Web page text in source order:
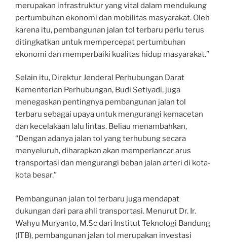
merupakan infrastruktur yang vital dalam mendukung
pertumbuhan ekonomi dan mobilitas masyarakat. Oleh
karena itu, pembangunan jalan tol terbaru perlu terus
ditingkatkan untuk mempercepat pertumbuhan
ekonomi dan memperbaiki kualitas hidup masyarakat.”
Selain itu, Direktur Jenderal Perhubungan Darat
Kementerian Perhubungan, Budi Setiyadi, juga
menegaskan pentingnya pembangunan jalan tol
terbaru sebagai upaya untuk mengurangi kemacetan
dan kecelakaan lalu lintas. Beliau menambahkan,
“Dengan adanya jalan tol yang terhubung secara
menyeluruh, diharapkan akan memperlancar arus
transportasi dan mengurangi beban jalan arteri di kota-
kota besar.”
Pembangunan jalan tol terbaru juga mendapat
dukungan dari para ahli transportasi. Menurut Dr. Ir.
Wahyu Muryanto, M.Sc dari Institut Teknologi Bandung
(ITB), pembangunan jalan tol merupakan investasi